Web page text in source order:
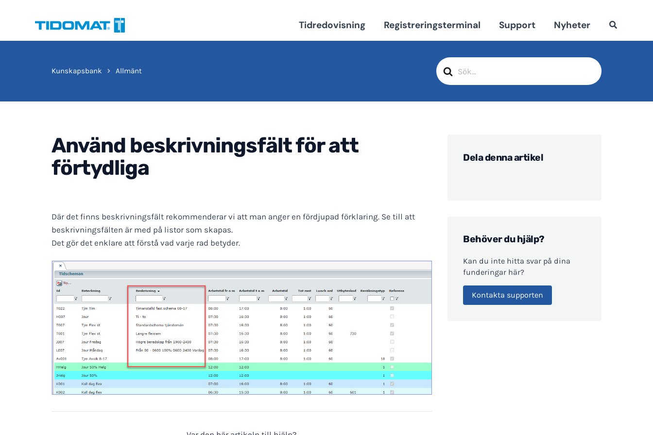
Tidredovisning Registreringsterminal Support Nyheter
Sök
efter
Kunskapsbank Allmänt
Använd beskrivningsfält för att
förtydliga
Där det finns beskrivningsfält rekommenderar vi att man anger en fördjupad förklaring. Se till att
beskrivningsfälten är med på listor som skapas.
Det gör det enklare att förstå vad varje rad betyder.
Dela denna artikel
Behöver du hjälp?
Kan du inte hitta svar på dina
funderingar här?
Kontakta supporten